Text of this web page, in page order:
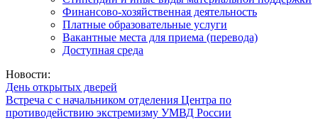
Финансово-хозяйственная деятельность
Платные образовательные услуги
Вакантные места для приема (перевода)
Доступная среда
Новости:
День открытых дверей
Встреча с с начальником отделения Центра по
противодействию экстремизму УМВД России